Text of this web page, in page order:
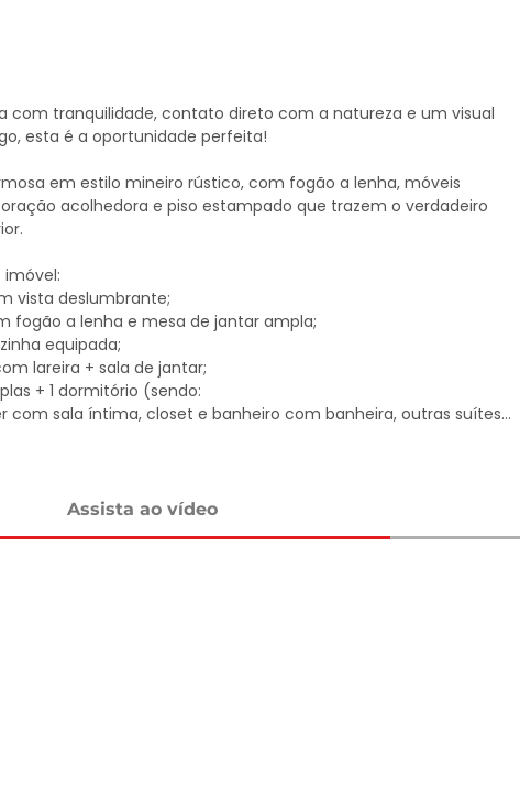
com tranquilidade, contato direto com a natureza e um visual
esta é a oportunidade perfeita!
em estilo mineiro rústico, com fogão a lenha, móveis
acolhedora e piso estampado que trazem o verdadeiro
imóvel:
vista deslumbrante;
fogão a lenha e mesa de jantar ampla;
equipada;
lareira + sala de jantar;
+ 1 dormitório (sendo:
com sala íntima, closet e banheiro com banheira, outras suítes
maior que o padrão;
Assista ao vídeo